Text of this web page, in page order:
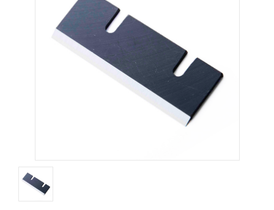
生感覚の冷凍シロップ
ハーブシロップ
かき氷にもドリンクにも
ガムシロップ
その他のシロップ
あずき・餡
冷凍フルーツ
その他のトッピング材料
かき氷機
ピックアップ商品
会社概要